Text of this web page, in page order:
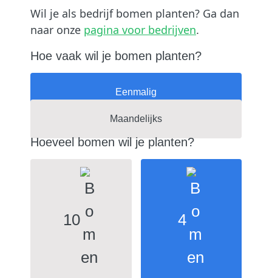
Wil je als bedrijf bomen planten? Ga dan
naar onze pagina voor bedrijven.
Hoe vaak wil je bomen planten?
Eenmalig
Maandelijks
Hoeveel bomen wil je planten?
10 4